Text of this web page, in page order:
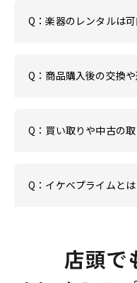
Q：楽器のレンタルは
Q：商品購入後の交換
Q：買い取りや中古の
Q：イケベプライムと